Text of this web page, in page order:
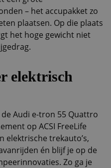
– het accupakket zo
plaatsen. Op die plaats
het hoge gewicht niet
elektrisch
Audi e-tron 55 Quattro
op ACSI FreeLife
elektrische trekauto’s,
én blijf je op de
Zo ga je